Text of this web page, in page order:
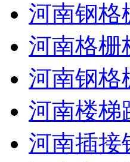
河南钢格
河南格栅
河南钢格
河南楼梯
河南插接